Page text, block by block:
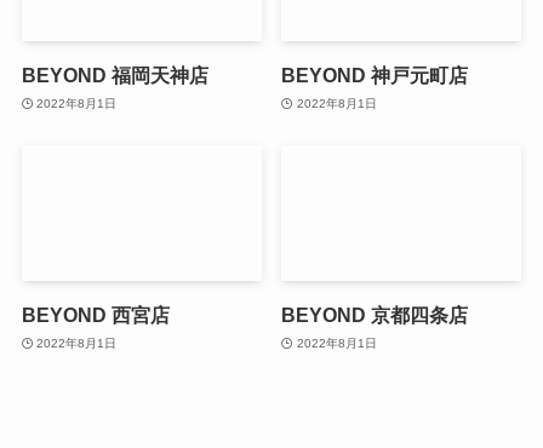
BEYOND 福岡天神店
2022年8月1日
BEYOND 神戸元町店
2022年8月1日
BEYOND 西宮店
2022年8月1日
BEYOND 京都四条店
2022年8月1日